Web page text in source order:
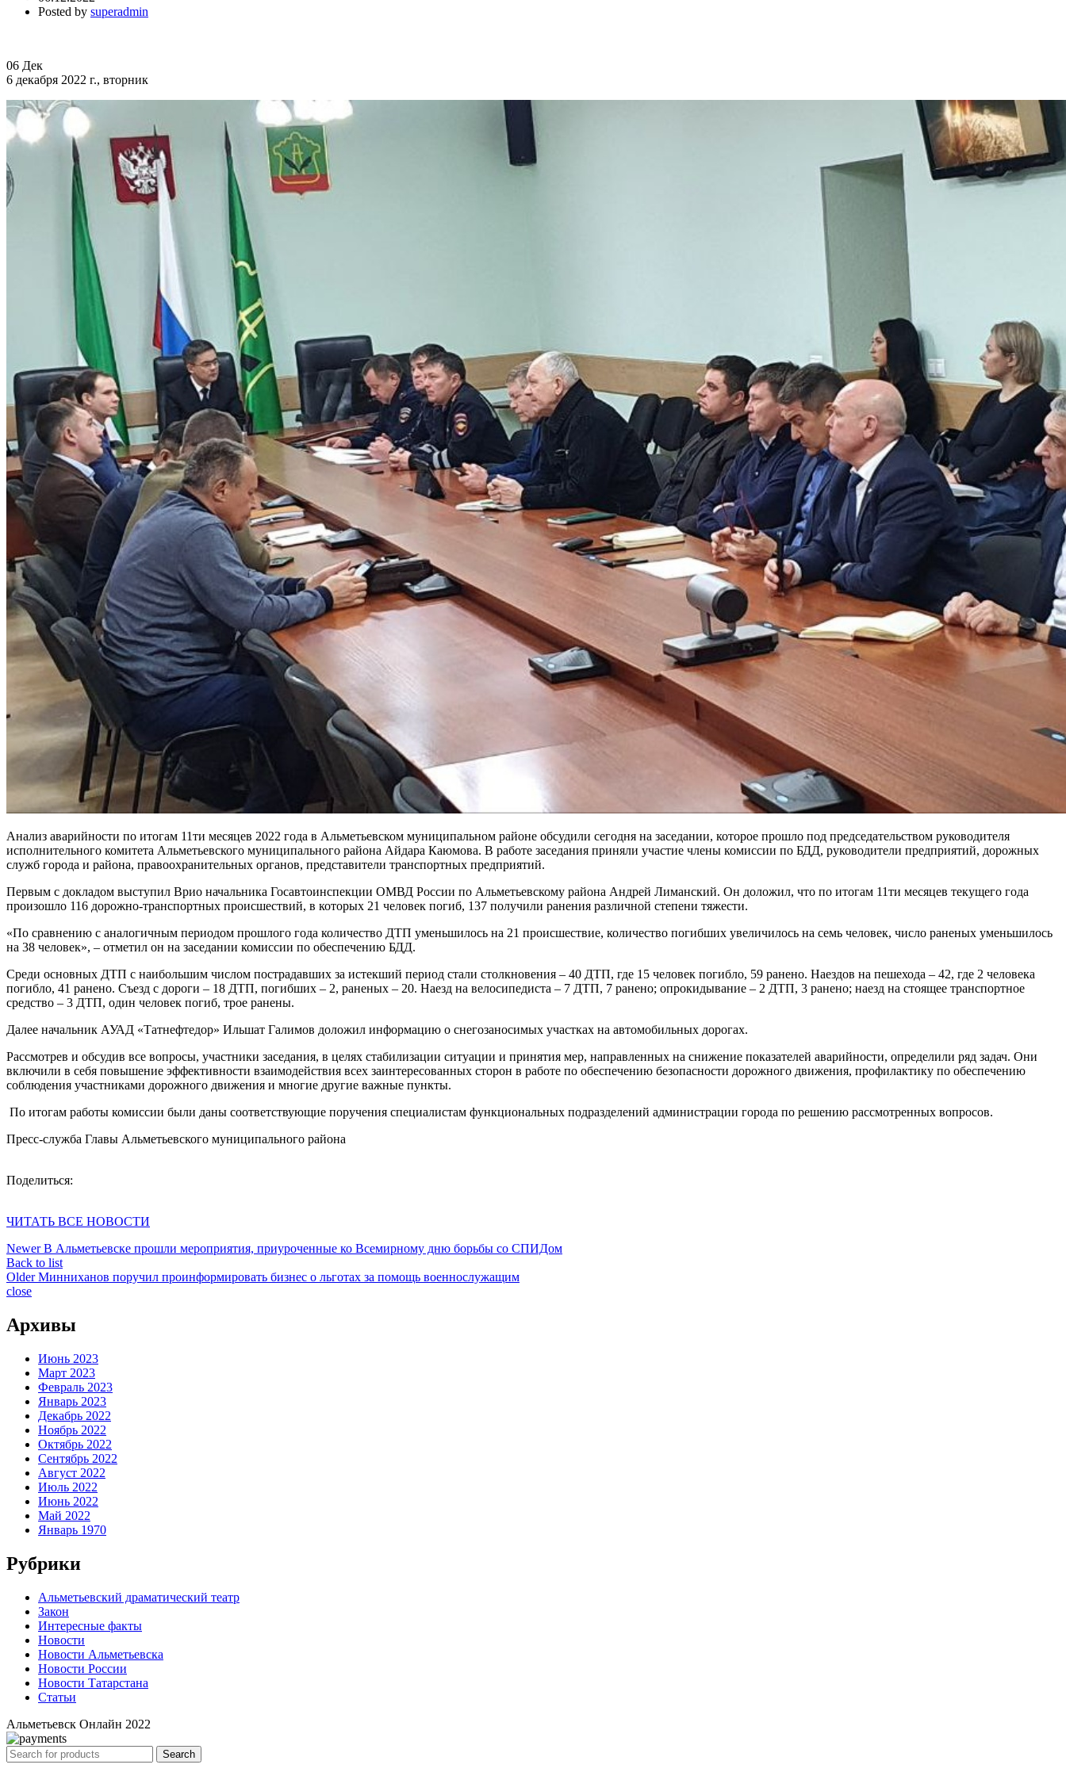
Posted by superadmin
06 Дек
6 декабря 2022 г., вторник
Анализ аварийности по итогам 11ти месяцев 2022 года в Альметьевском муниципальном районе обсудили сегодня на заседании, которое прошло под председательством руководителя
исполнительного комитета Альметьевского муниципального района Айдара Каюмова. В работе заседания приняли участие члены комиссии по БДД, руководители предприятий, дорожных
служб города и района, правоохранительных органов, представители транспортных предприятий.
Первым с докладом выступил Врио начальника Госавтоинспекции ОМВД России по Альметьевскому района Андрей Лиманский. Он доложил, что по итогам 11ти месяцев текущего года
произошло 116 дорожно-транспортных происшествий, в которых 21 человек погиб, 137 получили ранения различной степени тяжести.
«По сравнению с аналогичным периодом прошлого года количество ДТП уменьшилось на 21 происшествие, количество погибших увеличилось на семь человек, число раненых уменьшилось
на 38 человек», – отметил он на заседании комиссии по обеспечению БДД.
Среди основных ДТП с наибольшим числом пострадавших за истекший период стали столкновения – 40 ДТП, где 15 человек погибло, 59 ранено. Наездов на пешехода – 42, где 2 человека
погибло, 41 ранено. Съезд с дороги – 18 ДТП, погибших – 2, раненых – 20. Наезд на велосипедиста – 7 ДТП, 7 ранено; опрокидывание – 2 ДТП, 3 ранено; наезд на стоящее транспортное
средство – 3 ДТП, один человек погиб, трое ранены.
Далее начальник АУАД «Татнефтедор» Ильшат Галимов доложил информацию о снегозаносимых участках на автомобильных дорогах.
Рассмотрев и обсудив все вопросы, участники заседания, в целях стабилизации ситуации и принятия мер, направленных на снижение показателей аварийности, определили ряд задач. Они
включили в себя повышение эффективности взаимодействия всех заинтересованных сторон в работе по обеспечению безопасности дорожного движения, профилактику по обеспечению
соблюдения участниками дорожного движения и многие другие важные пункты.
По итогам работы комиссии были даны соответствующие поручения специалистам функциональных подразделений администрации города по решению рассмотренных вопросов.
Пресс-служба Главы Альметьевского муниципального района
Поделиться:
ЧИТАТЬ ВСЕ НОВОСТИ
Newer В Альметьевске прошли мероприятия, приуроченные ко Всемирному дню борьбы со СПИДом
Back to list
Older Минниханов поручил проинформировать бизнес о льготах за помощь военнослужащим
close
Архивы
Июнь 2023
Март 2023
Февраль 2023
Январь 2023
Декабрь 2022
Ноябрь 2022
Октябрь 2022
Сентябрь 2022
Август 2022
Июль 2022
Июнь 2022
Май 2022
Январь 1970
Рубрики
Альметьевский драматический театр
Закон
Интересные факты
Новости
Новости Альметьевска
Новости России
Новости Татарстана
Статьи
Альметьевск Онлайн 2022
Search